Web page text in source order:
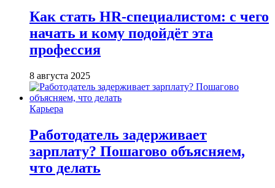
Как стать HR-специалистом: с чего
начать и кому подойдёт эта
профессия
8 августа 2025
Карьера
Работодатель задерживает
зарплату? Пошагово объясняем,
что делать